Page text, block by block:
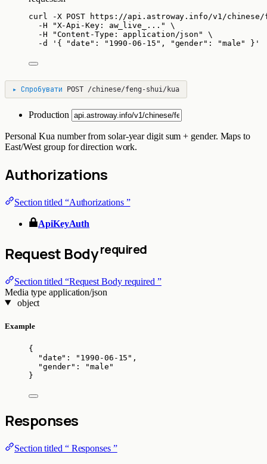
curl -X POST
https://api.astroway.info/v1/chinese/
-H
"X-Api-Key: aw_live_... "
\
-H
"Content-Type: application/json "
\
-d
' { "date": "1990-06-15", "gender": "male" } '
▸ Спробувати POST /chinese/feng-shui/kua
Production
Personal Kua number from solar-year digit sum + gender. Maps to
East/West group for direction work.
Authorizations
Section titled “Authorizations ”
ApiKeyAuth
Request Bodyrequired
Section titled “Request Body required ”
Media type application/json
object
Example
{
"date" : " 1990-06-15 " ,
"gender" : "male "
}
Responses
Section titled “ Responses ”